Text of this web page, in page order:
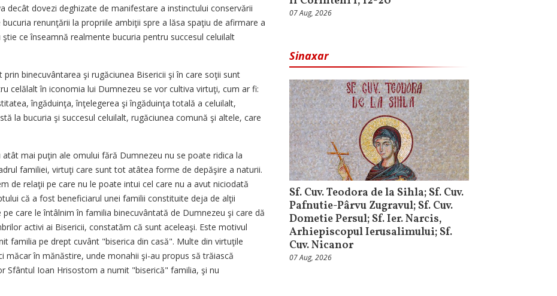
decât dovezi deghizate de manifestare a instinctului conservării
renunţării la propriile ambiţii spre a lăsa spaţiu de afirmare a
ce înseamnă realmente bucuria pentru succesul celuilalt
binecuvântarea şi rugăciunea Bisericii şi în care soţii sunt
celălalt în iconomia lui Dumnezeu se vor cultiva virtuţi, cum ar fi:
îngăduinţa, înţelegerea şi îngăduinţa totală a celuilalt,
la bucuria şi succesul celuilalt, rugăciunea comună şi altele, care
mai puţin ale omului fără Dumnezeu nu se poate ridica la
familiei, virtuţi care sunt tot atâtea forme de depăşire a naturii.
de relaţii pe care nu le poate intui cel care nu a avut niciodată
că a fost beneficiarul unei familii constituite deja de alţii
care le întâlnim în familia binecuvântată de Dumnezeu şi care dă
activi ai Bisericii, constatăm că sunt aceleaşi. Este motivul
familia pe drept cuvânt "biserica din casă". Multe din virtuţile
în mănăstire, unde monahii şi-au propus să trăiască
Sfântul Ioan Hrisostom a numit "biserică" familia, şi nu
07 Aug, 2026
Sinaxar
Sf. Cuv. Teodora de la Sihla; Sf. Cuv.
Pafnutie-Pârvu Zugravul; Sf. Cuv.
Dometie Persul; Sf. Ier. Narcis,
Arhiepiscopul Ierusalimului; Sf.
Cuv. Nicanor
07 Aug, 2026